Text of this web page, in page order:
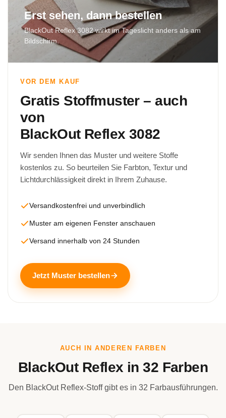
Erst sehen, dann bestellen
BlackOut Reflex 3082 wirkt im Tageslicht anders als am
Bildschirm.
VOR DEM KAUF
Gratis Stoffmuster – auch
von
BlackOut Reflex 3082
Wir senden Ihnen das Muster und weitere Stoffe
kostenlos zu. So beurteilen Sie Farbton, Textur und
Lichtdurchlässigkeit direkt in Ihrem Zuhause.
Versandkostenfrei und unverbindlich
Muster am eigenen Fenster anschauen
Versand innerhalb von 24 Stunden
Jetzt Muster bestellen
AUCH IN ANDEREN FARBEN
BlackOut Reflex in 32 Farben
Den BlackOut Reflex-Stoff gibt es in 32 Farbausführungen.